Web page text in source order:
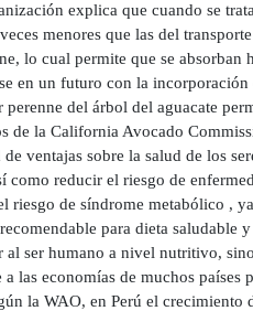
explica que cuando se
menores que las del
lo cual permite que se
en un futuro con la
perenne del árbol del aguacate
de la California Avocado
ventajas sobre la salud de los
como reducir el riesgo de
riesgo de síndrome metabólico ,
para dieta saludable
al ser humano a nivel nutritivo,
las economías de muchos países
la WAO, en Perú el